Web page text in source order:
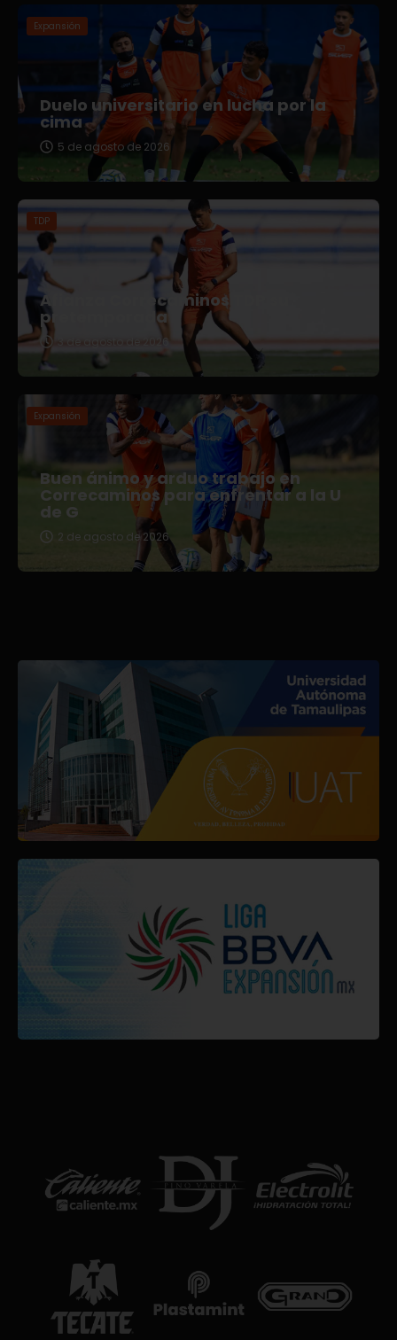
Expansión
Duelo universitario en lucha por la
cima
5 de agosto de 2026
TDP
Afianza Correcaminos TDP su
pretemporada
3 de agosto de 2026
Expansión
Buen ánimo y arduo trabajo en
Correcaminos para enfrentar a la U
de G
2 de agosto de 2026